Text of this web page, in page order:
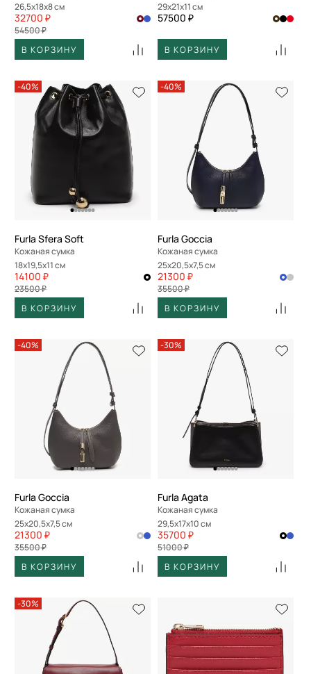
26,5x18x8 см
32700 ₽
54500 ₽
В КОРЗИНУ
29x21x11 см
57500 ₽
В КОРЗИНУ
-40%
Furla Sfera Soft
Кожаная сумка
18x19,5x11 см
14100 ₽
23500 ₽
В КОРЗИНУ
-40%
Furla Goccia
Кожаная сумка
25x20,5x7,5 см
21300 ₽
35500 ₽
В КОРЗИНУ
-40%
Furla Goccia
Кожаная сумка
25x20,5x7,5 см
21300 ₽
35500 ₽
В КОРЗИНУ
-30%
Furla Agata
Кожаная сумка
29,5x17x10 см
35700 ₽
51000 ₽
В КОРЗИНУ
-30%